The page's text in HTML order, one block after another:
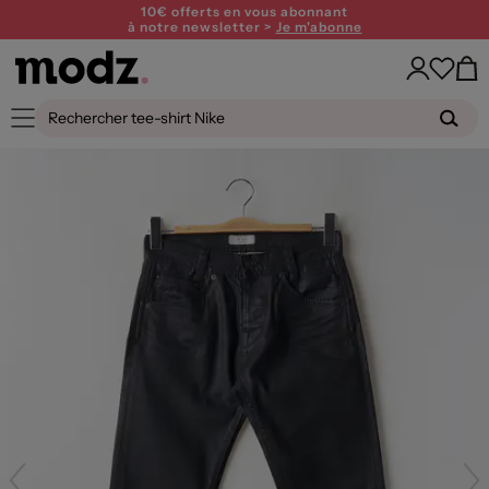
10€ offerts en vous abonnant
à notre newsletter > Je m'abonne